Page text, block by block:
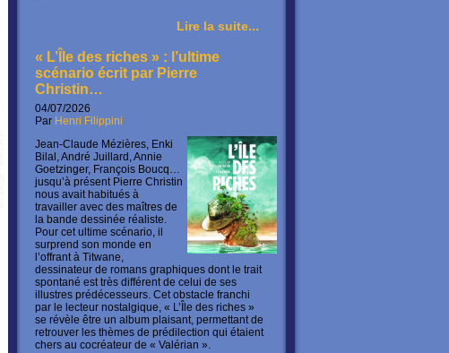
Lire la suite...
« L’Île des riches » : l’ultime
scénario écrit par Pierre
Christin…
04/07/2026
Par Henri Filippini
Jean-Claude Mézières, Enki
Bilal, André Juillard, Annie
Goetzinger, François Boucq…
jusqu’à présent Pierre Christin
nous avait habitués à
travailler avec des maîtres de
la bande dessinée réaliste.
Pour cet ultime scénario, il
surprend son monde en
l’offrant à Titwane,
dessinateur de romans graphiques dont le trait
spontané est très différent de celui de ses
illustres prédécesseurs. Cet obstacle franchi
par le lecteur nostalgique, « L’Île des riches »
se révèle être un album plaisant, permettant de
retrouver les thèmes de prédilection qui étaient
chers au cocréateur de « Valérian ».